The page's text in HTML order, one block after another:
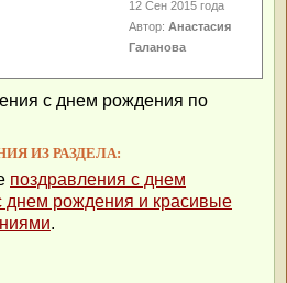
12 Сен 2015 года
Автор:Анастасия
Галанова
с днем рождения по
ИЗ РАЗДЕЛА:
поздравления с днем
днем рождения и красивые
.